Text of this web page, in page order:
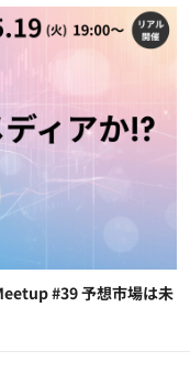
#39 予想市場は未